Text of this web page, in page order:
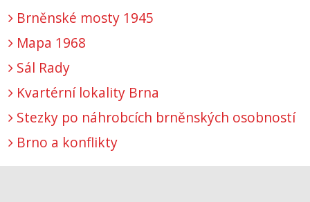
Brněnské mosty 1945
Mapa 1968
Sál Rady
Kvartérní lokality Brna
Stezky po náhrobcích brněnských osobností
Brno a konflikty